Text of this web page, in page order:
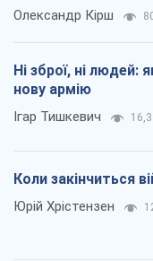
Олександр Кірш
Ні зброї, ні
нову армію
Ігар Тишкевич 16,3
Коли закінчиться
Юрій Хрістензен